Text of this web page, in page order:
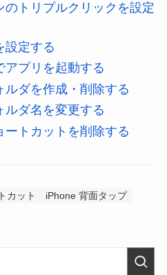
のトリプルクリックを設定
設定する
アプリを起動する
ルダを作成・削除する
ルダ名を変更する
ートカットを削除する
カット iPhone 背面タップ